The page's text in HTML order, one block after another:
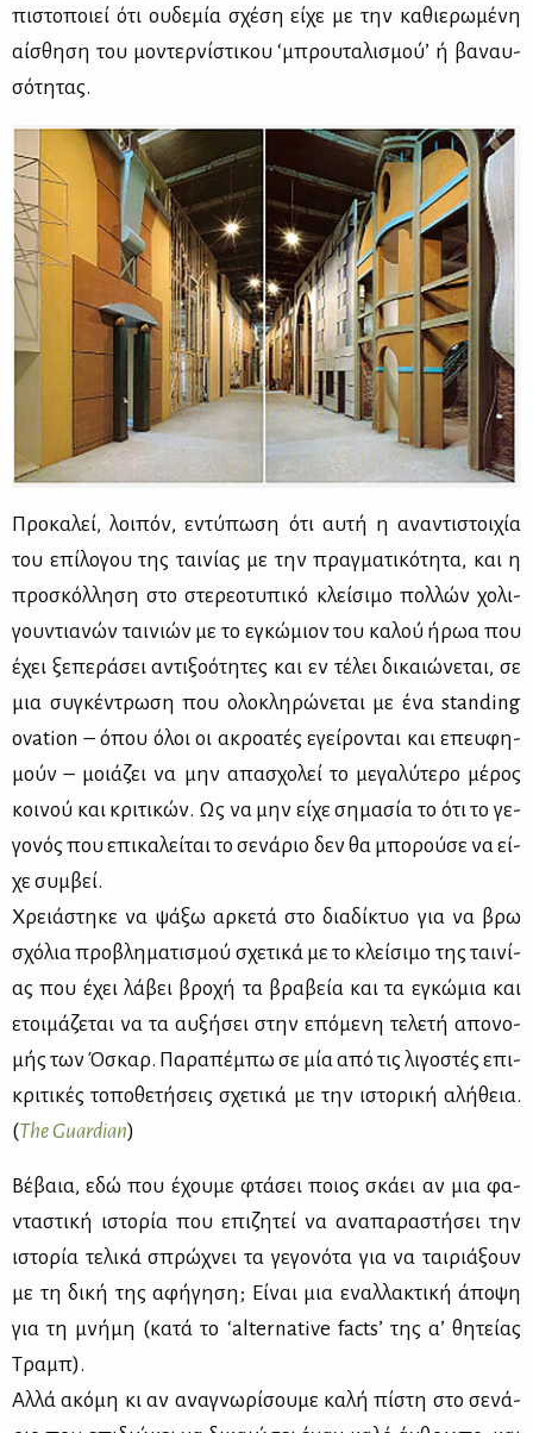
πι­στο­ποιεί ότι ου­δε­μία σχέ­ση εί­χε με την κα­θιε­ρω­μέ­νη
αί­σθη­ση του μο­ντερ­νί­στι­κου ‘μπρου­τα­λι­σμού’ ή βα­ναυ­
σό­τη­τας.
Προ­κα­λεί, λοι­πόν, εντύ­πω­ση ότι αυ­τή η ανα­ντι­στοι­χία
του επί­λο­γου της ται­νί­ας με την πραγ­μα­τι­κό­τη­τα, και η
προ­σκόλ­λη­ση στο στε­ρε­ο­τυ­πι­κό κλεί­σι­μο πολ­λών χο­λι­
γου­ντια­νών ται­νιών με το εγκώ­μιον του κα­λού ήρωα που
έχει ξε­πε­ρά­σει αντι­ξο­ό­τη­τες και εν τέ­λει δι­καιώ­νε­ται, σε
μια συ­γκέ­ντρω­ση που ολο­κλη­ρώ­νε­ται με ένα standing
ovation – όπου όλοι οι ακρο­α­τές εγεί­ρο­νται και επευ­φη­
μούν – μοιά­ζει να μην απα­σχο­λεί το με­γα­λύ­τε­ρο μέ­ρος
κοι­νού και κρι­τι­κών. Ως να μην εί­χε ση­μα­σία το ότι το γε­
γο­νός που επι­κα­λεί­ται το σε­νά­ριο δεν θα μπο­ρού­σε να εί­
χε συμ­βεί.
Χρειά­στη­κε να ψά­ξω αρ­κε­τά στο δια­δί­κτυο για να βρω
σχό­λια προ­βλη­μα­τι­σμού σχε­τι­κά με το κλεί­σι­μο της ται­νί­
ας που έχει λά­βει βρο­χή τα βρα­βεία και τα εγκώ­μια και
ετοι­μά­ζε­ται να τα αυ­ξή­σει στην επό­με­νη τε­λε­τή απο­νο­
μής των Όσκαρ. Πα­ρα­πέ­μπω σε μία από τις λι­γο­στές επι­
κρι­τι­κές το­πο­θε­τή­σεις σχε­τι­κά με την ιστο­ρι­κή αλή­θεια.
(Τhe Guardian)
Βέ­βαια, εδώ που έχου­με φτά­σει ποιος σκά­ει αν μια φα­
ντα­στι­κή ιστο­ρία που επι­ζη­τεί να ανα­πα­ρα­στή­σει την
ιστο­ρία τε­λι­κά σπρώ­χνει τα γε­γο­νό­τα για να ται­ριά­ξουν
με τη δι­κή της αφή­γη­ση; Εί­ναι μια εναλ­λα­κτι­κή άπο­ψη
για τη μνή­μη (κα­τά το ‘alternative facts’ της α’ θη­τεί­ας
Τραμπ).
Αλ­λά ακό­μη κι αν ανα­γνω­ρί­σου­με κα­λή πί­στη στο σε­νά­